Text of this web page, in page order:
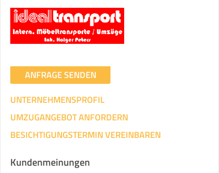
ICH WILL SELBST UMZIEHEN
Mit Umzugsunternehmen
Mitarbeiter Zeit pro Mitarbeiter Gesamt-Arbeitszeit
ANFRAGE SENDEN
UNTERNEHMENSPROFIL
UMZUGANGEBOT ANFORDERN
BESICHTIGUNGSTERMIN VEREINBAREN
Kundenmeinungen